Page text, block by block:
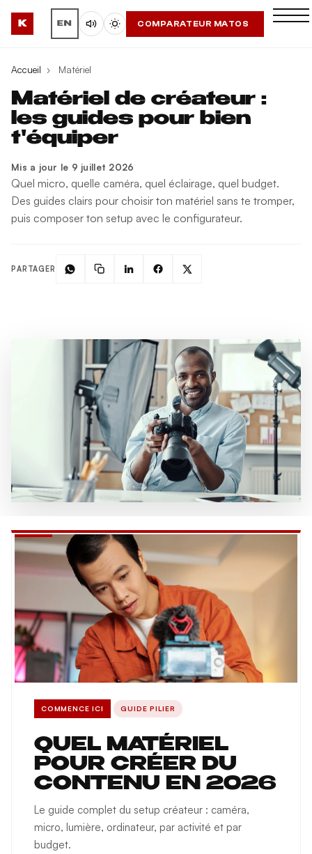
K EN COMPARATEUR MATOS
Accueil › Matériel
Matériel de créateur :
les guides pour bien
t'équiper
Mis a jour le 9 juillet 2026
Quel micro, quelle caméra, quel éclairage, quel budget.
Des guides clairs pour choisir ton matériel sans te tromper,
puis composer ton setup avec le configurateur.
PARTAGER
COMMENCE ICI GUIDE PILIER
QUEL MATÉRIEL
POUR CRÉER DU
CONTENU EN 2026
Le guide complet du setup créateur : caméra,
micro, lumière, ordinateur, par activité et par
budget.